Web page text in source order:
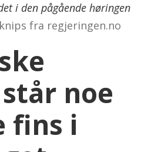
i den pågående høringen
fra regjeringen.no
noe
fins i